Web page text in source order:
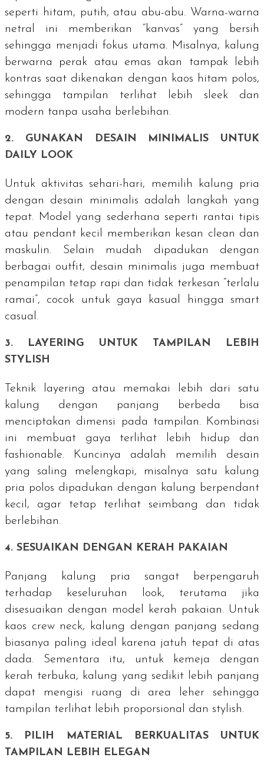
seperti hitam, putih, atau abu-abu. Warna-warna
netral ini memberikan “kanvas” yang bersih
sehingga menjadi fokus utama. Misalnya, kalung
berwarna perak atau emas akan tampak lebih
kontras saat dikenakan dengan kaos hitam polos,
sehingga tampilan terlihat lebih sleek dan
modern tanpa usaha berlebihan.
2. GUNAKAN DESAIN MINIMALIS UNTUK
DAILY LOOK
Untuk aktivitas sehari-hari, memilih kalung pria
dengan desain minimalis adalah langkah yang
tepat. Model yang sederhana seperti rantai tipis
atau pendant kecil memberikan kesan clean dan
maskulin. Selain mudah dipadukan dengan
berbagai outfit, desain minimalis juga membuat
penampilan tetap rapi dan tidak terkesan “terlalu
ramai”, cocok untuk gaya kasual hingga smart
casual.
3. LAYERING UNTUK TAMPILAN LEBIH
STYLISH
Teknik layering atau memakai lebih dari satu
kalung dengan panjang berbeda bisa
menciptakan dimensi pada tampilan. Kombinasi
ini membuat gaya terlihat lebih hidup dan
fashionable. Kuncinya adalah memilih desain
yang saling melengkapi, misalnya satu kalung
pria polos dipadukan dengan kalung berpendant
kecil, agar tetap terlihat seimbang dan tidak
berlebihan.
4. SESUAIKAN DENGAN KERAH PAKAIAN
Panjang kalung pria sangat berpengaruh
terhadap keseluruhan look, terutama jika
disesuaikan dengan model kerah pakaian. Untuk
kaos crew neck, kalung dengan panjang sedang
biasanya paling ideal karena jatuh tepat di atas
dada. Sementara itu, untuk kemeja dengan
kerah terbuka, kalung yang sedikit lebih panjang
dapat mengisi ruang di area leher sehingga
tampilan terlihat lebih proporsional dan stylish.
5. PILIH MATERIAL BERKUALITAS UNTUK
TAMPILAN LEBIH ELEGAN